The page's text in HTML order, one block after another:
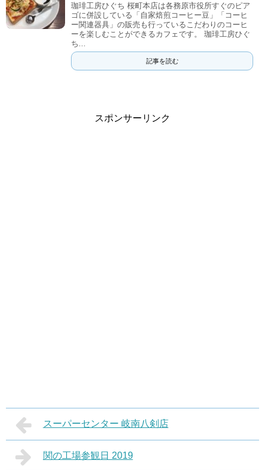
珈琲工房ひぐち 桜町本店は各務原市役所すぐのピア
ゴに併設している「自家焙煎コーヒー豆」「コーヒ
ー関連器具」の販売も行っているこだわりのコーヒ
ーを楽しむことができるカフェです。 珈琲工房ひぐ
ち...
記事を読む
スポンサーリンク
スーパーセンター 岐南八剣店
関の工場参観日 2019